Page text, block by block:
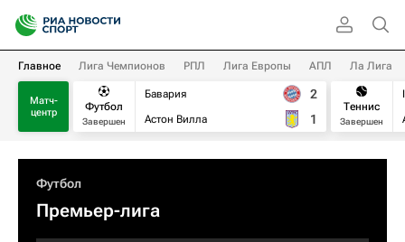
Главное Лига Чемпионов РПЛ Лига Европы АПЛ Ла Лига
Матч-
центр
Футбол
Завершен
Бавария
Астон Вилла
2
1
Теннис
Завершен
Футбол
Премьер-лига